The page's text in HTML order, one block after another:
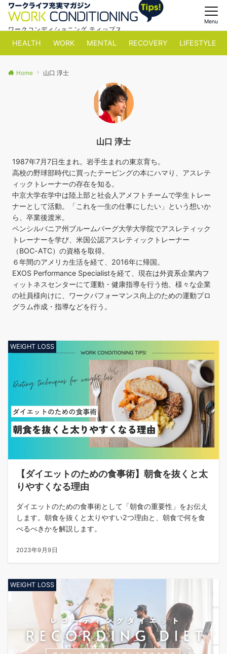
ワークコンディショニング ティップス
Menu
HEALTH WORK MENTAL RECOVERY LIFESTYLE
Home 山口 淳士
山口 淳士
1987年7月7日生まれ。岩手生まれの東京育ち。
高校の野球部時代に買ったテーピングの本にハマり、アスレテ
ィックトレーナーの存在を知る。
中京大学在学中は陸上部と社会人アメフトチームで学生トレー
ナーとして活動。「これを一生の仕事にしたい」という想いか
ら、卒業後渡米。
ペンシルバニア州ブルームバーグ大学大学院でアスレティック
トレーナーを学び、米国公認アスレティックトレーナー
（BOC-ATC）の資格を取得。
６年間のアメリカ生活を経て、2016年に帰国。
EXOS Performance Specialistを経て、現在は外資系企業内フ
ィットネスセンターにて運動・健康指導を行う他、様々な企業
の社員様向けに、ワークパフォーマンス向上のための運動プロ
グラム作成・指導などを行う。
WEIGHT LOSS
【ダイエットのための食事術】朝食を抜くと太
りやすくなる理由
ダイエットのための食事術として「朝食の重要性」をお伝え
します。朝食を抜くと太りやすい2つ理由と、朝食で何を食
べるべきかを解説します。
2023年9月9日
WEIGHT LOSS